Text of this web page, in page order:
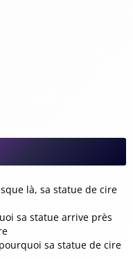
là, sa statue de cire
sa statue arrive près
sa statue de cire